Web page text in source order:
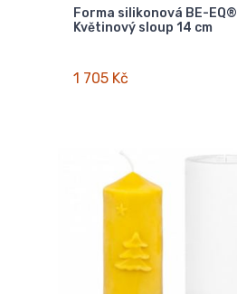
Forma silikonová BE-EQ®
Květinový sloup 14 cm
1 705 Kč